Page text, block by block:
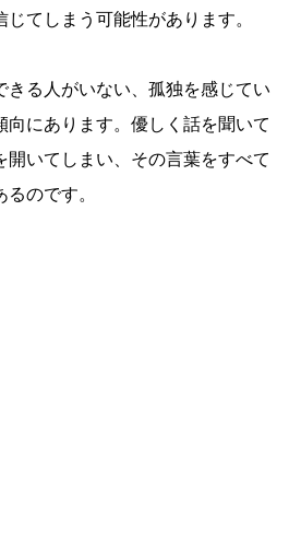
てしまう可能性があります。
きる人がいない、孤独を感じてい
向にあります。優しく話を聞いて
開いてしまい、その言葉をすべて
のです。